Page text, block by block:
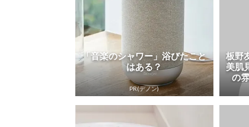
「音楽のシャワー」浴びたこと
はある？
PR(デノン)
板野
美肌
の